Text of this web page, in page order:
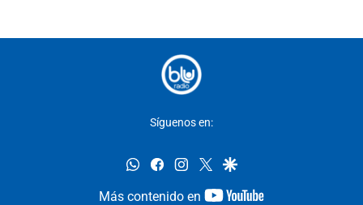
Síguenos en:
whatsappfacebookinstagram
twittergoogle
Más contenido en
youtube-